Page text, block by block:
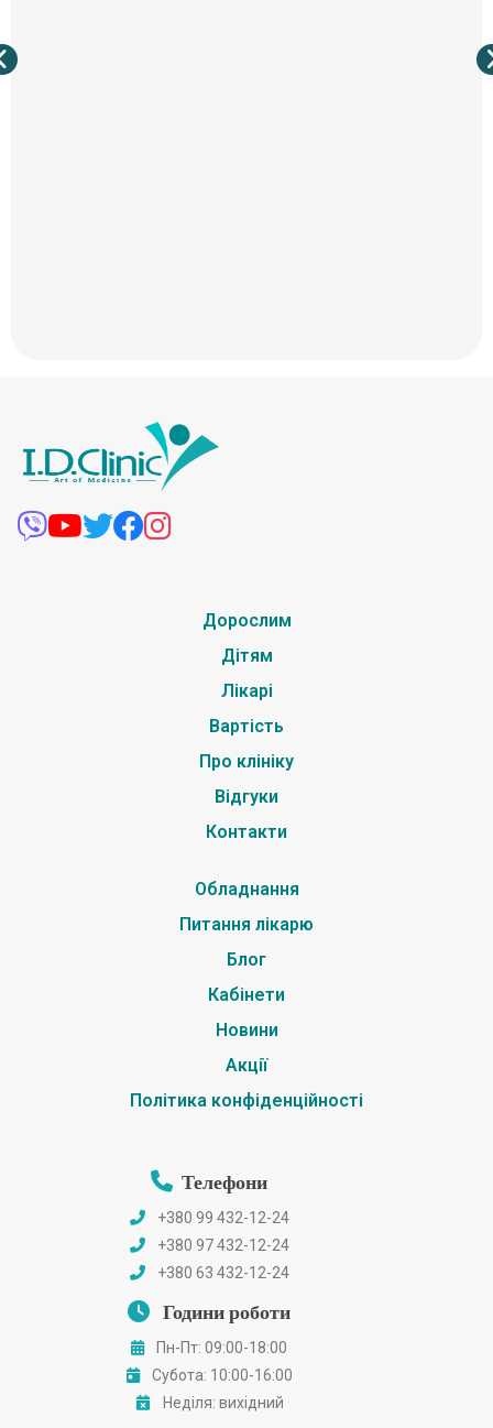
Дорослим
Дітям
Лікарі
Вартість
Про клініку
Відгуки
Контакти
Обладнання
Питання лікарю
Блог
Кабінети
Новини
Акції
Політика конфіденційності
Телефони
+380 99 432-12-24
+380 97 432-12-24
+380 63 432-12-24
Години роботи
Пн-Пт: 09:00-18:00
Субота: 10:00-16:00
Неділя: вихідний